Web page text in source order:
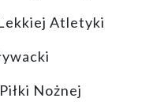
Atletyki
Nożnej